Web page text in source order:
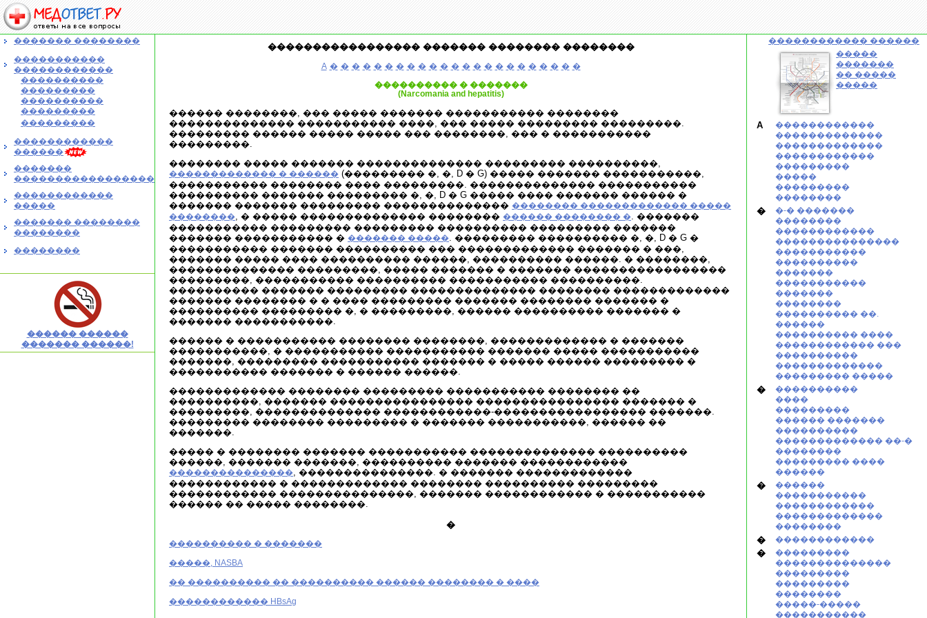
������� ��������
�����������
������������
����������
���������
����������
���������
���������
������������
������
�������
�����������������
������������
�����
������� ��������
��������
��������
������ ������
������� ������!
����������������� ������� �������� ��������
A � � � � � � � � � � � � � � � � � � � � � � �
���������� � �������
(Narcomania and hepatitis)
������ ��������, ��� ����� ������� ����������� ��������
�������������� ����������� ����, ��� ����� ��������� ���������.
��������� ������ ����� ����� ��� ��������, ��� � �����������
���������.
�������� ����� ������� �������������� ��������� ����������,
������������� � ������ (��������� �, �, D � G) ����� ������� �����������,
����������� �������� ���� ���������. �������������� �����������
���������� ������� ��������� �, �, D � G ����� ���� ������� ������ �
������� ������� ��������� �������������� �������� ������������� �����
��������, � ����� �������������� �������� ������ �������� �. �������
����������� ��������� ��������� ���������� ��������� �������
������� ����������� � ������� �����. ��������� ���������� �, �, D � G �
����������� ������� ���������� ��� ������������� ������� � ���,
������� ����� ���� ���������� ������, ���������� ������. � ��������,
�������������� ���������, ����� ������� � ������� �����������������
���������, ����������� ���������� ����������� ����������.
���������� ������� ��������� �������������� �������� �������������
������� �������� � � ���� ��������� ������� �������� ������� �
���������� ��������� �, � ���������, ������ ���������� ������� �
������� �����������.
������ � ����������� �������� ��������, ������������� � �������
�����������, � ����������� ����������� ������� ����� �����������
�������, ��������� ����������� ������� � ����� ������ ��������� �
����������� ������� � ������ ������.
������������� �������� ��������� ����������� �������� ��
����������, ������� ���������������� ���������������� ������� �
���������, �������������� ������������-����������������� �������.
��������� �������� ��������� � ������� �����������, ������ ��
�������.
����� � �������� ������� ����������� �������������� ����������
������, ������� �������, ���������� ������� ������������
���������������, ���������������. � ������� �������������
������������ � ������������� �������� ���������� ���������
������������ ���������������, ������� ������������ � �����������
������ �� ����� ��������.
�
���������� � �������
�����, NASBA
�� ���������� �� ���������� ������ �������� � ����
������������ HBsAg
������������ ������
�����
�������
�� �����
�����
A
������������
�������������
�������������
������������
���������
�����
���������
��������
�
�-� �������
��������
������������
���������������
�����������
����������
�������
�����������
�������
��������
���������� ��.
������
���������� ����
������������ ���
����������
�������������
��������� �����
�
����������
����
���������
������ �������
����������
������������� ��-�
��������
��������� ����
������
�
������
�����������
������������
�������������
��������
� ������������
�
���������
��������������
���������
���������
��������
�����-�����
�����������